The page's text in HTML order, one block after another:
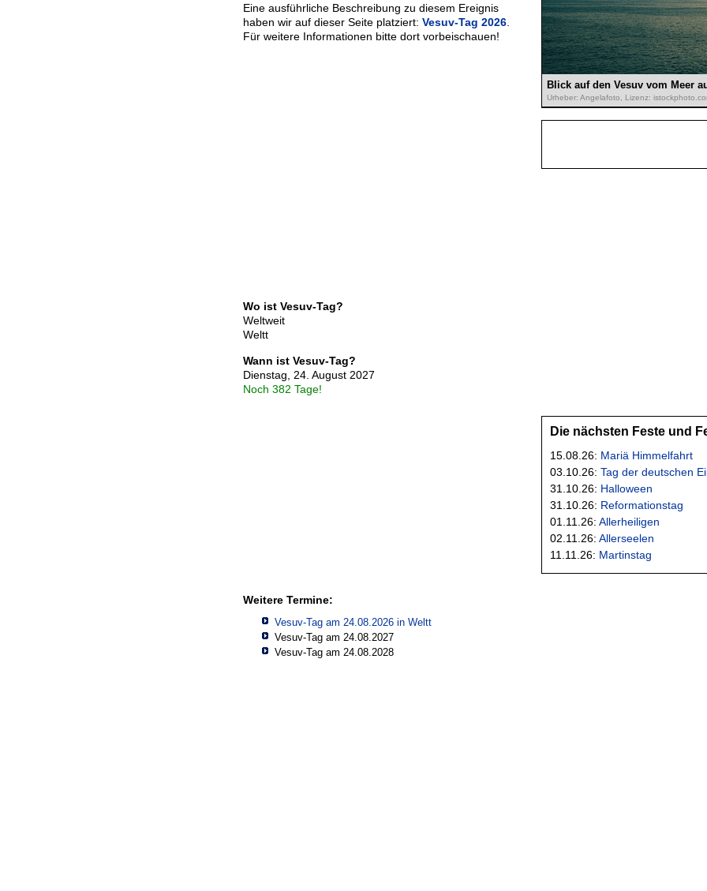
Blick auf den Vesuv vom Meer
Urheber: Angelafoto, Lizenz:
Eine ausführliche Beschreibung zu diesem Ereignis
haben wir auf dieser Seite platziert: Vesuv-Tag 2026
Für weitere Informationen bitte dort vorbeischauen!
Wo ist Vesuv-Tag?
Weltweit
Weltt
Wann ist Vesuv-Tag?
Dienstag, 24. August 2027
Noch 382 Tage!
Weitere Termine:
Vesuv-Tag am 24.08.2026 in Weltt
Vesuv-Tag am 24.08.2027
Vesuv-Tag am 24.08.2028
Die nächsten Feste und
15.08.26: Mariä Himmelfahrt
03.10.26: Tag der deutschen
31.10.26: Halloween
31.10.26: Reformationstag
01.11.26: Allerheiligen
02.11.26: Allerseelen
11.11.26: Martinstag